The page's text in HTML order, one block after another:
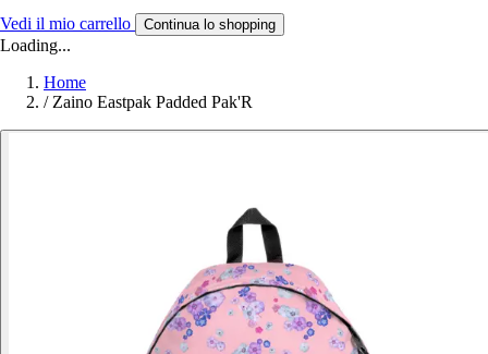
Vedi il mio carrello Continua lo shopping
Loading...
Home
/ Zaino Eastpak Padded Pak'R